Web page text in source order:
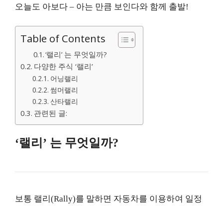
오늘도 아보다 – 아는 만큼 보인다와 함께 출발!
Table of Contents
‘랠리’ 는 무엇일까?
다양한 주식 ‘랠리’
어닝랠리
썸머랠리
산타랠리
관련된 글:
‘랠리’ 는 무엇일까?
보통 랠리(Rally)를 말하면 자동차를 이용하여 일정